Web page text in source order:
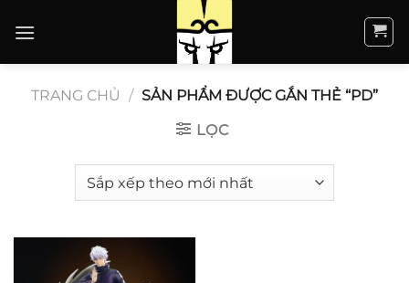
qua
TRANG CHỦ / SẢN PHẨM ĐƯỢC GẮN THẺ “PD”
LỌC